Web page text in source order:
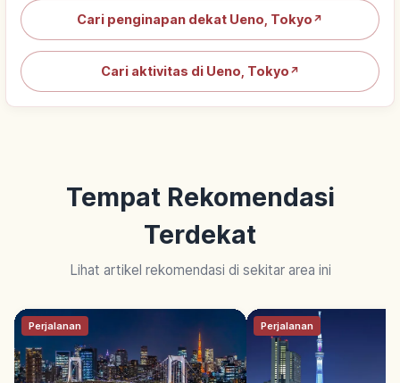
Cari penginapan dekat Ueno, Tokyo ↗
Cari aktivitas di Ueno, Tokyo ↗
Tempat Rekomendasi
Terdekat
Lihat artikel rekomendasi di sekitar area ini
Perjalanan Perjalanan